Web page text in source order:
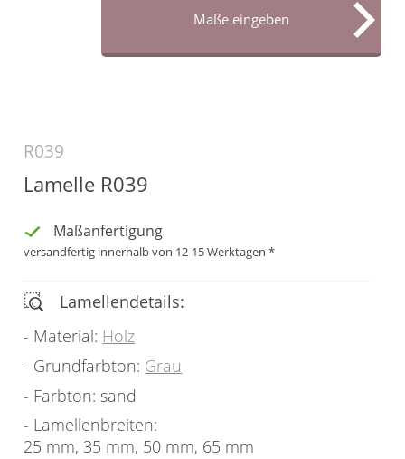
Konfigurator
Scheibengardinen
Ösenschals
Kissen
Tischdecke
Fensterbilder
Gardinenstange
Stoffe
Panneaux
R039
Lamelle R039
Maßanfertigung
versandfertig innerhalb von 12-15 Werktagen *
Lamellendetails:
Material: Holz
Grundfarbton: Grau
Farbton: sand
Lamellenbreiten:
25 mm, 35 mm, 50 mm, 65 mm
Maße eingeben